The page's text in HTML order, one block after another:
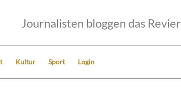
Journalisten bloggen das Revier
Kultur Sport Login